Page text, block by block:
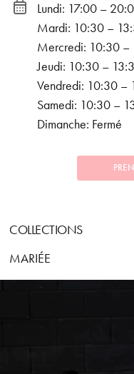
Lundi: 17:00 –
Mardi: 10:30 –
Mercredi: 10:30
Jeudi: 10:30 –
Vendredi: 10:30 –
Samedi: 10:30 –
Dimanche: Fermé
COLLECTIONS
MARIÉE